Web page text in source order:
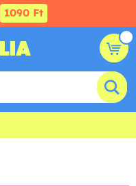
1090 Ft